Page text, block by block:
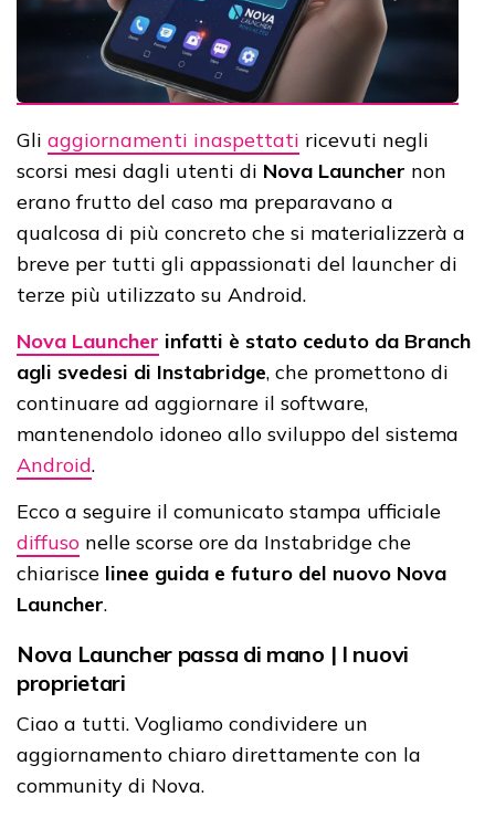
Gli aggiornamenti inaspettati ricevuti negli
scorsi mesi dagli utenti di Nova Launcher non
erano frutto del caso ma preparavano a
qualcosa di più concreto che si materializzerà a
breve per tutti gli appassionati del launcher di
terze più utilizzato su Android.
Nova Launcher infatti è stato ceduto da Branch
agli svedesi di Instabridge, che promettono di
continuare ad aggiornare il software,
mantenendolo idoneo allo sviluppo del sistema
Android.
Ecco a seguire il comunicato stampa ufficiale
diffuso nelle scorse ore da Instabridge che
chiarisce linee guida e futuro del nuovo Nova
Launcher.
Nova Launcher passa di mano | I nuovi
proprietari
Ciao a tutti. Vogliamo condividere un
aggiornamento chiaro direttamente con la
community di Nova.